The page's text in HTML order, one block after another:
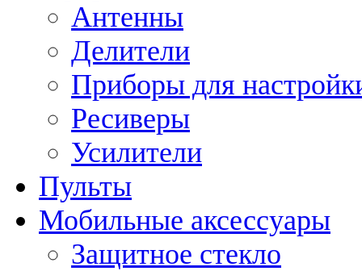
Антенны
Делители
Приборы для
Ресиверы
Усилители
Пульты
Мобильные аксессуары
Защитное стекло